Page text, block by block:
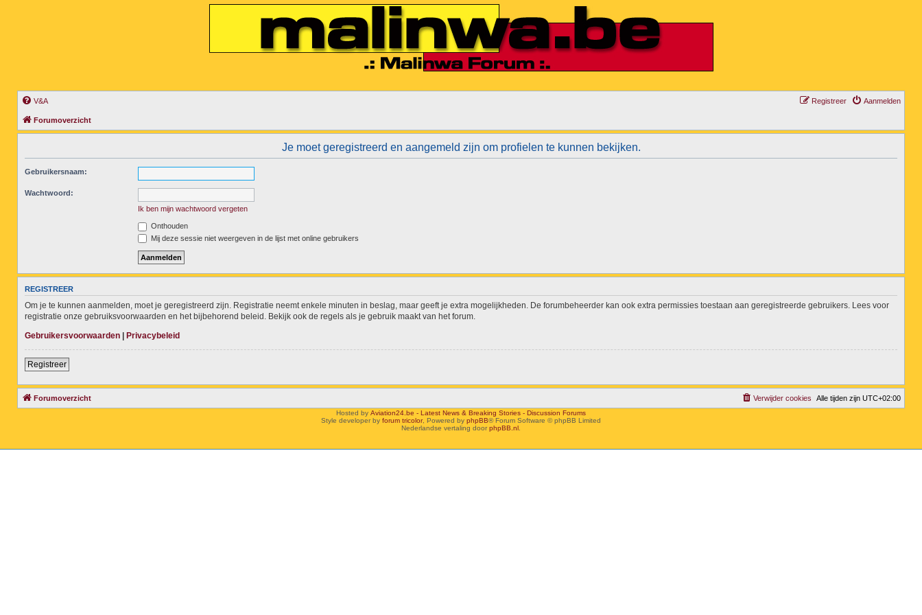
V&A Aanmelden
Registreer
Forumoverzicht
Je moet geregistreerd en aangemeld zijn om profielen te kunnen bekijken.
Gebruikersnaam:
Wachtwoord:
Ik ben mijn wachtwoord vergeten
Onthouden
Mij deze sessie niet weergeven in de lijst met online gebruikers
REGISTREER
Om je te kunnen aanmelden, moet je geregistreerd zijn. Registratie neemt enkele minuten in beslag, maar geeft je extra mogelijkheden. De forumbeheerder kan ook extra permissies toestaan aan geregistreerde gebruikers. Lees voor
registratie onze gebruiksvoorwaarden en het bijbehorend beleid. Bekijk ook de regels als je gebruik maakt van het forum.
Gebruikersvoorwaarden | Privacybeleid
Registreer
Forumoverzicht Alle tijden zijn UTC+02:00
Verwijder cookies
Hosted by Aviation24.be - Latest News & Breaking Stories - Discussion Forums
Style developer by forum tricolor, Powered by phpBB® Forum Software © phpBB Limited
Nederlandse vertaling doorphpBB.nl